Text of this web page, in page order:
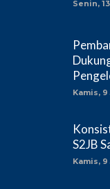
Senin,
Kamis,
S2JB
Kamis,